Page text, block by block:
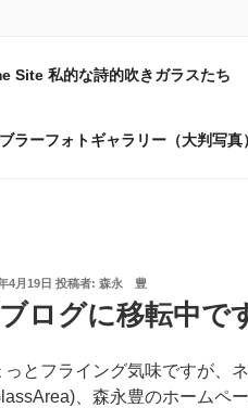
永豊の硝子
ぼろ小屋で今日もコップを吹
Site 私的な詩的吹きガラスたち
ラーフォトギャラリー（大判写真）
4月19日 投稿者: 森永 豊
ログに移転中で
っとフライング気味ですが、
、森永豊のホームペ